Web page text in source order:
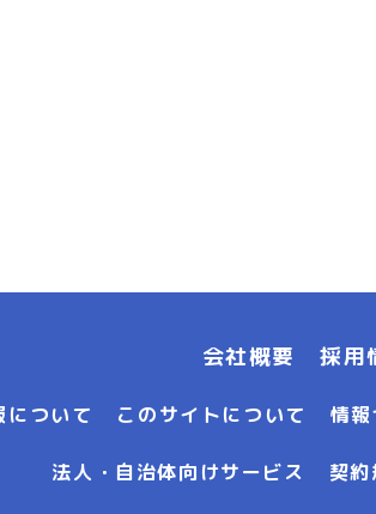
会社概要 採用
について このサイトについて 情
法人・自治体向けサービス 契約